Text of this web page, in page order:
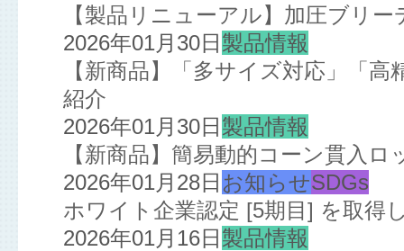
【製品リニューアル】加圧ブリ
2026年01月30日 製品情報
【新商品】「多サイズ対応」「
紹介
2026年01月30日 製品情報
【新商品】簡易動的コーン貫入
2026年01月28日 お知らせSDGs
ホワイト企業認定 [5期目] を取得
2026年01月16日 製品情報